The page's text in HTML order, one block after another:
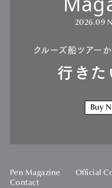
2026.09
クルーズ船ツアー
行き
Buy
Pen Magazine Official
Contact